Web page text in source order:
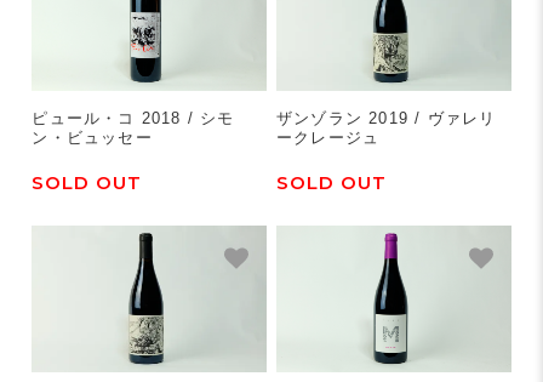
ピュール・コ 2018 / シモ
ン・ビュッセー
SOLD OUT
ザンゾラン 2019 / ヴァレリ
ークレージュ
SOLD OUT